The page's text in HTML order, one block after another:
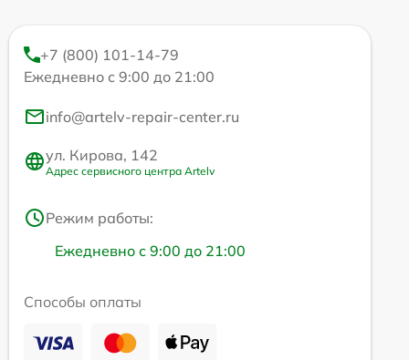
+7 (800) 101-14-79
Ежедневно с 9:00 до 21:00
info@artelv-repair-center.ru
ул. Кирова, 142
Адрес сервисного центра Artelv
Режим работы:
Ежедневно с 9:00 до 21:00
Способы оплаты